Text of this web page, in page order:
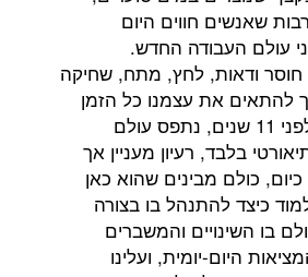
שאנשים חווים היום
עולם העבודה החדש.
חוסר ודאות, לחץ, מתח, שחיקה
להתאים את עצמנו כל הזמן
לסביבה משתנה. אז, לפני 11 שנים, נתפס עולם
בלבד, רעיון מעניין אך
כולם מבינים שהוא כאן
כיצד להתנהל בו בצורה
בו השינויים והמשברים
היום-יומית, ועלינו